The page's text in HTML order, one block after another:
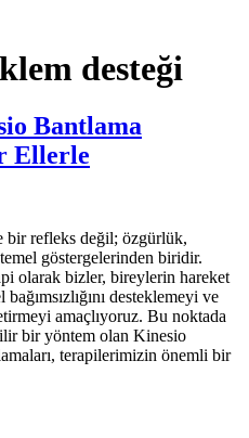
desteği
Bantlama
Ellerle
bir refleks değil; özgürlük,
göstergelerinden biridir.
olarak bizler, bireylerin hareket
desteklemeyi ve
amaçlıyoruz. Bu noktada
bir yöntem olan Kinesio
terapilerimizin önemli bir